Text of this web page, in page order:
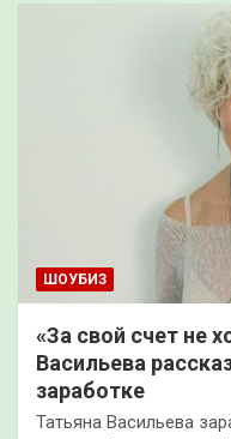
ШОУБИЗ
«За свой счет не
Васильева
заработке
Татьяна Васильева